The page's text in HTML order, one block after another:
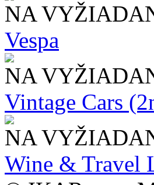
NA
Vespa
NA
Vintage Cars
NA
Wine & Travel